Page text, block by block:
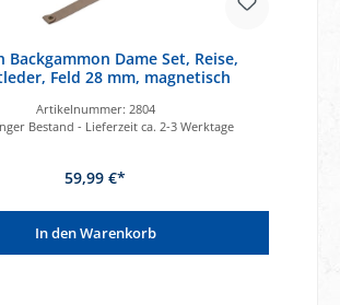
Backgammon Dame Set, Reise,
Feld 28 mm, magnetisch
Artikelnummer: 2804
Bestand - Lieferzeit ca. 2-3 Werktage
59,99 €*
In den Warenkorb